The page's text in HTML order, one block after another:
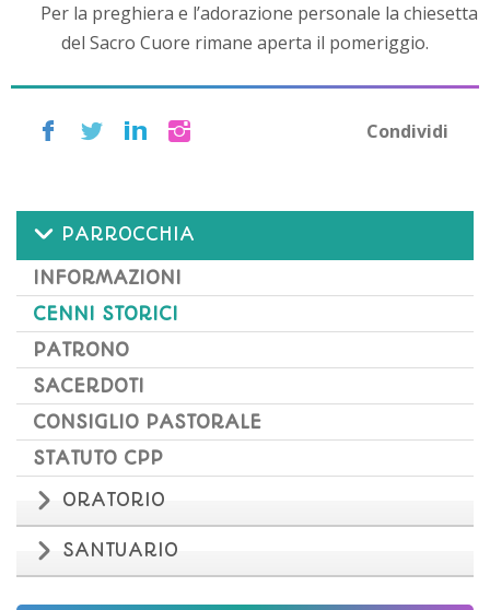
Per la preghiera e l’adorazione personale la chiesetta
del Sacro Cuore rimane aperta il pomeriggio.
Condividi
PARROCCHIA
INFORMAZIONI
CENNI STORICI
PATRONO
SACERDOTI
CONSIGLIO PASTORALE
STATUTO CPP
ORATORIO
SANTUARIO